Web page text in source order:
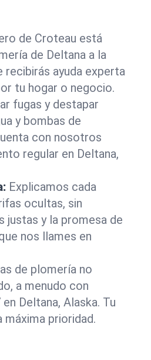
de Croteau está
de Deltana a la
ayuda experta
tu hogar o negocio.
fugas y destapar
y bombas de
con nosotros
regular en Deltana,
Explicamos cada
ocultas, sin
justas y la promesa de
nos llames en
de plomería no
a menudo con
Deltana, Alaska. Tu
prioridad.